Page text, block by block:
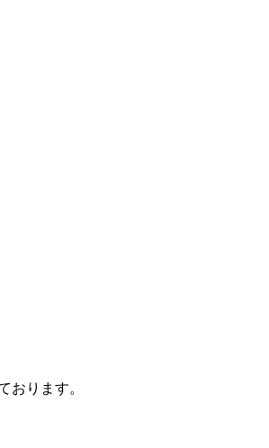
おります。